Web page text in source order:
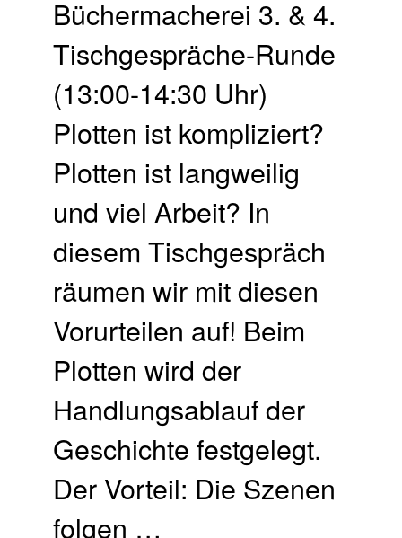
Büchermacherei 3. & 4.
Tischgespräche-Runde
(13:00-14:30 Uhr)
Plotten ist kompliziert?
Plotten ist langweilig
und viel Arbeit? In
diesem Tischgespräch
räumen wir mit diesen
Vorurteilen auf! Beim
Plotten wird der
Handlungsablauf der
Geschichte festgelegt.
Der Vorteil: Die Szenen
folgen …